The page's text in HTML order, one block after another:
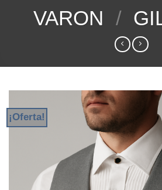
VARON /
¡Oferta!